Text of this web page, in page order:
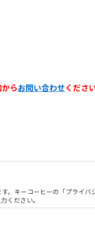
らお問い合わせください
。キーコーヒーの「プライバ
ください。